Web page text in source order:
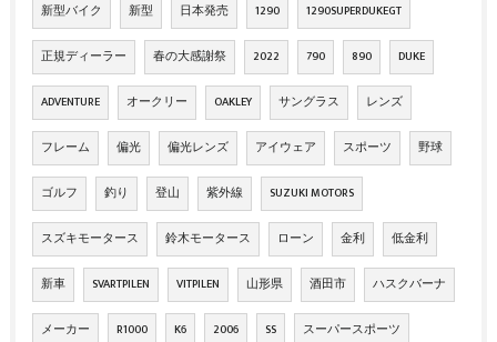
新型バイク 新型 日本発売 1290 1290SUPERDUKEGT
正規ディーラー 春の大感謝祭 2022 790 890 DUKE
ADVENTURE オークリー OAKLEY サングラス レンズ
フレーム 偏光 偏光レンズ アイウェア スポーツ 野球
ゴルフ 釣り 登山 紫外線 SUZUKI MOTORS
スズキモータース 鈴木モータース ローン 金利 低金利
新車 SVARTPILEN VITPILEN 山形県 酒田市 ハスクバーナ
メーカー R1000 K6 2006 SS スーパースポーツ